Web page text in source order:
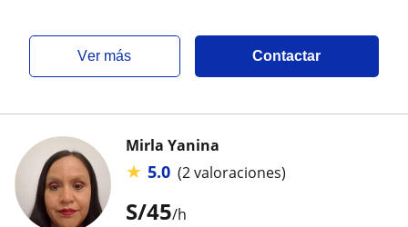
ver más Contactar
S/45/h
Mirla Yanina
★ 5.0 (2 valoraciones)